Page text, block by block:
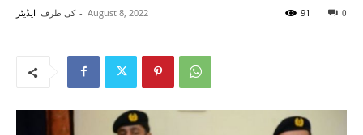
کی طرف ایڈیٹر - August 8, 2022 0
91